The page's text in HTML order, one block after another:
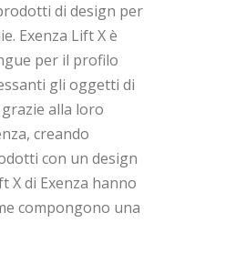
di design per
Exenza Lift X è
per‎ il profilo
gli oggetti di
alla loro
creando
con un design
X di Exenza hanno
compongono una